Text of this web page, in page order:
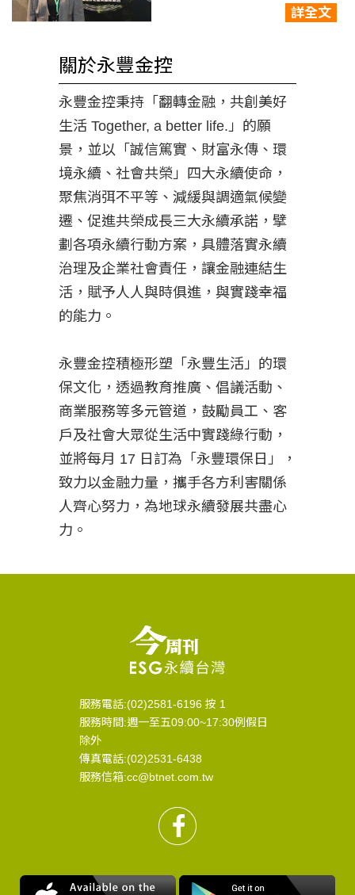
詳全文
關於永豐金控
永豐金控秉持「翻轉金融，共創美好
生活 Together, a better life.」的願
景，並以「誠信篤實、財富永傳、環
境永續、社會共榮」四大永續使命，
聚焦消弭不平等、減緩與調適氣候變
遷、促進共榮成長三大永續承諾，擘
劃各項永續行動方案，具體落實永續
治理及企業社會責任，讓金融連結生
活，賦予人人與時俱進，與實踐幸福
的能力。
永豐金控積極形塑「永豐生活」的環
保文化，透過教育推廣、倡議活動、
商業服務等多元管道，鼓勵員工、客
戶及社會大眾從生活中實踐綠行動，
並將每月 17 日訂為「永豐環保日」，
致力以金融力量，攜手各方利害關係
人齊心努力，為地球永續發展共盡心
力。
服務電話:(02)2581-6196 按 1
服務時間:週一至五09:00~17:30例假日
除外
傳真電話:(02)2531-6438
服務信箱:cc@btnet.com.tw